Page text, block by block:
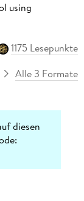
using
1175 Lesepunkte
Alle 3 Formate
diesen